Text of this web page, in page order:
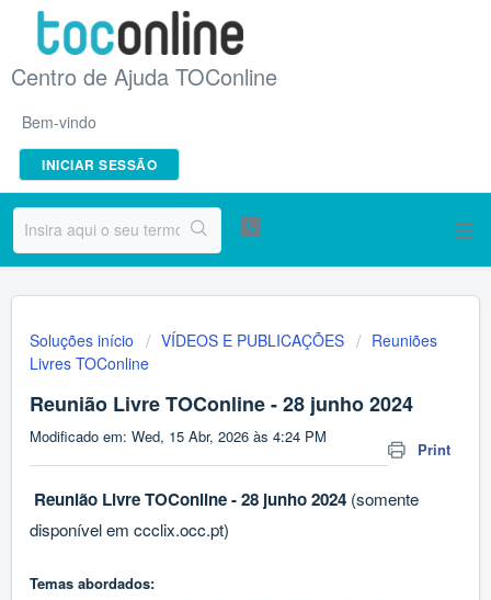
Centro de Ajuda TOConline
Bem-vindo
INICIAR SESSÃO
Soluções início VÍDEOS E PUBLICAÇÕES
Reuniões
Livres TOConline
Reunião Livre TOConline - 28 junho 2024
Print
Modificado em: Wed, 15 Abr, 2026 às 4:24 PM
Reunião Livre TOConline - 28 junho 2024 (somente
disponível em ccclix.occ.pt)
Temas abordados: